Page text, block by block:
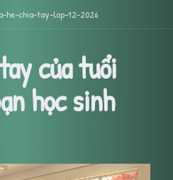
he-chia-tay-lop-12-2026
của tuổi
học sinh